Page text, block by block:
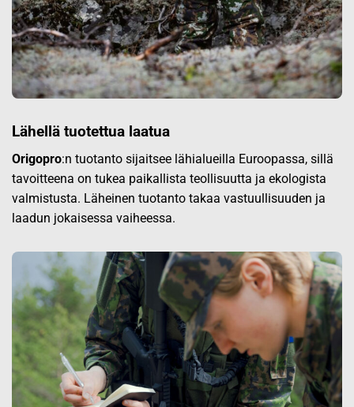
Lähellä tuotettua laatua
Origopro:n tuotanto sijaitsee lähialueilla Euroopassa, sillä
tavoitteena on tukea paikallista teollisuutta ja ekologista
valmistusta. Läheinen tuotanto takaa vastuullisuuden ja
laadun jokaisessa vaiheessa.